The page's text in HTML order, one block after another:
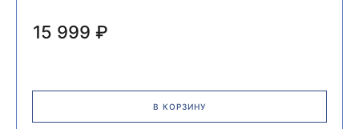
15 999 ₽
В КОРЗИНУ